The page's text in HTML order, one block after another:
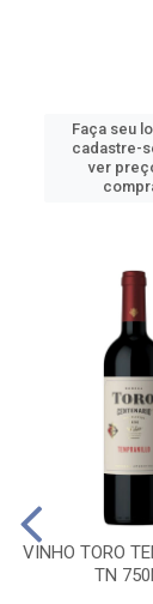
Faça seu
cadastre-
ver
VINHO TORO
TN